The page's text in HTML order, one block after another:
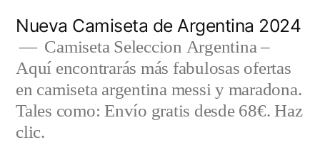
contenido
Nueva Camiseta de Argentina 2024
Camiseta Seleccion Argentina –
Aquí encontrarás más fabulosas ofertas
en camiseta argentina messi y maradona.
Tales como: Envío gratis desde 68€. Haz
clic.